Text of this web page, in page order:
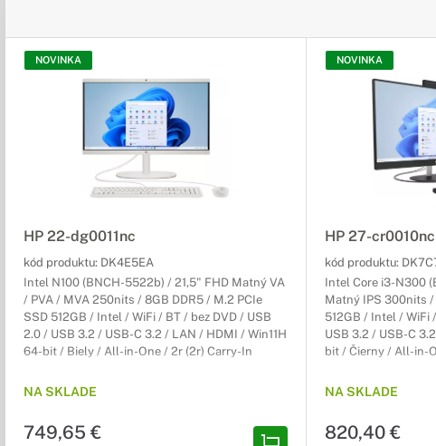
NOVINKA
HP 22-dg0011nc
kód produktu: DK4E5EA
Intel N100 (BNCH-5522b) / 21,5" FHD Matný VA
/ PVA / MVA 250nits / 8GB DDR5 / M.2 PCIe
SSD 512GB / Intel / WiFi / BT / bez DVD / USB
2.0 / USB 3.2 / USB-C 3.2 / LAN / HDMI / Win11H
64-bit / Biely / All-in-One / 2r (2r) Carry-In
NA SKLADE
749,65 €
NOVINKA
HP 27-cr0010nc
kód produktu:
Intel Core i3-N300
Matný IPS 300nits /
512GB / Intel / WiFi
USB 3.2 / USB-C
bit / Čierny / All-in-
NA SKLADE
820,40 €